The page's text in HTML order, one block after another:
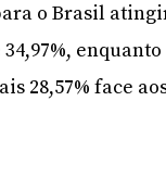
o Brasil
28,57% face